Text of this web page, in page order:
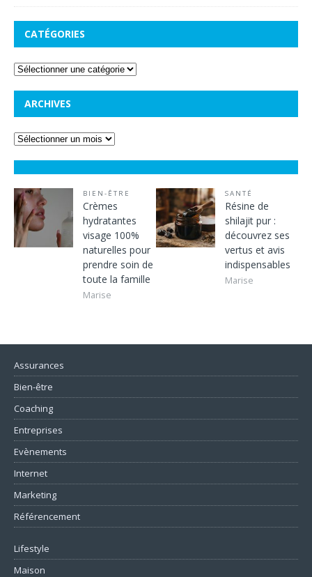
CATÉGORIES
ARCHIVES
BIEN-ÊTRE
Crèmes
hydratantes
visage 100%
naturelles pour
prendre soin de
toute la famille
Marise
SANTÉ
Résine de
shilajit pur :
découvrez ses
vertus et avis
indispensables
Marise
Assurances
Bien-être
Coaching
Entreprises
Evènements
Internet
Marketing
Référencement
Lifestyle
Maison